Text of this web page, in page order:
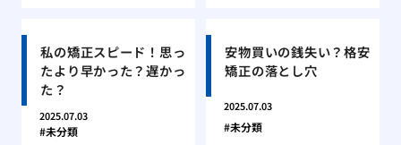
私の矯正スピード！思っ
たより早かった？遅かっ
た？
2025.07.03
未分類
安物買いの銭失い？格安
矯正の落とし穴
2025.07.03
未分類